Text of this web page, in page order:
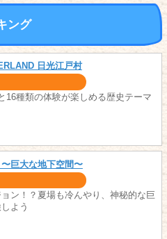
ング
日光江戸村
16種類の体験が楽しめる歴史テーマ
巨大な地下空間〜
ン！？夏場も冷んやり、神秘的な巨
よう